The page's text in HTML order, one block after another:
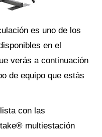
es uno de los
en el
verás a continuación
de equipo que estás
con las
multiestación